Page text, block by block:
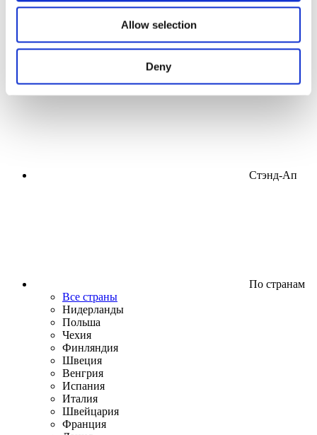
Allow selection
Deny
Поп-музыка
Применить
Стэнд-Ап
По странам
Все страны
Нидерланды
Польша
Чехия
Финляндия
Швеция
Венгрия
Испания
Италия
Швейцария
Франция